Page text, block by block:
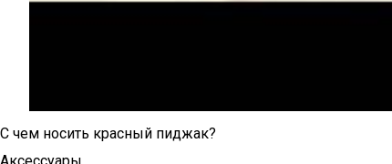
С чем носить красный пиджак?